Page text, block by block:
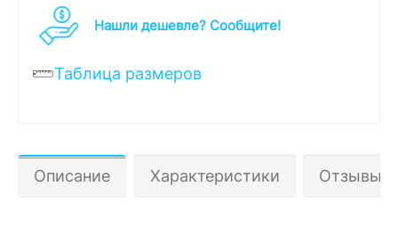
Нашли дешевле? Cообщите!
Таблица размеров
Описание Характеристики Отзывы 0